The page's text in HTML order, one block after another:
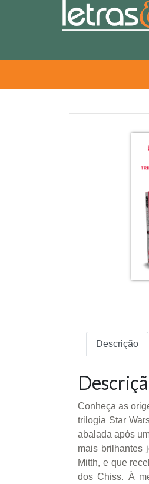
Descrição
Conheça as
trilogia Star
abalada após
mais brilhantes
Mitth, e que
dos Chiss. À